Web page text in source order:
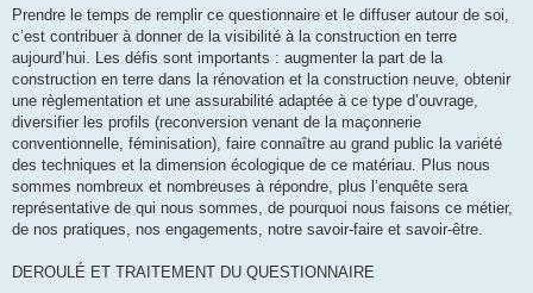
Prendre le temps de remplir ce questionnaire et le diffuser autour de soi,
c’est contribuer à donner de la visibilité à la construction en terre
aujourd’hui. Les défis sont importants : augmenter la part de la
construction en terre dans la rénovation et la construction neuve, obtenir
une règlementation et une assurabilité adaptée à ce type d’ouvrage,
diversifier les profils (reconversion venant de la maçonnerie
conventionnelle, féminisation), faire connaître au grand public la variété
des techniques et la dimension écologique de ce matériau. Plus nous
sommes nombreux et nombreuses à répondre, plus l’enquête sera
représentative de qui nous sommes, de pourquoi nous faisons ce métier,
de nos pratiques, nos engagements, notre savoir-faire et savoir-être.
DEROULÉ ET TRAITEMENT DU QUESTIONNAIRE